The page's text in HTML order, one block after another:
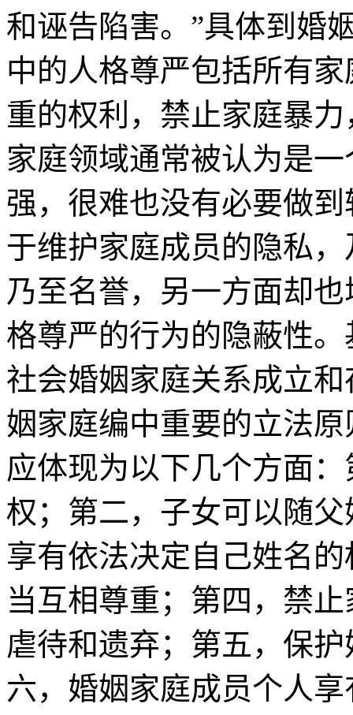
和诬告陷害。”具体到婚
中的人格尊严包括所有
重的权利，禁止家庭暴
家庭领域通常被认为是
强，很难也没有必要做
于维护家庭成员的隐私
乃至名誉，另一方面却
格尊严的行为的隐蔽性
社会婚姻家庭关系成立
姻家庭编中重要的立法
应体现为以下几个方面
权；第二，子女可以随
享有依法决定自己姓名
当互相尊重；第四，禁
虐待和遗弃；第五，保
六，婚姻家庭成员个人